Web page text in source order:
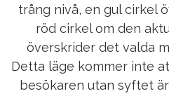
trång nivå, en gul cirkel
röd cirkel om den
överskrider det valda
Detta läge kommer inte
besökaren utan syftet